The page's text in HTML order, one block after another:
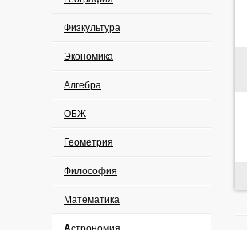
Физкультура
Экономика
Алгебра
ОБЖ
Геометрия
Философия
Математика